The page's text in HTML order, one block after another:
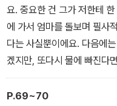
요. 중요한 건 그가 저한테
에 가서 엄마를 돌보며 필사
다는 사실뿐이에요. 다음에
겠지만, 또다시 물에 빠진다
을 테니 열심히 두 팔을 휘저
어쩌면 세상은 그 자체로 바
P.69~70